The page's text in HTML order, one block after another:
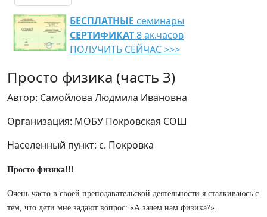
БЕСПЛАТНЫЕ семинары
СЕРТИФИКАТ8 ак.часов
ПОЛУЧИТЬ СЕЙЧАС >>>
Просто физика (часть 3)
Автор: Самойлова Людмила Ивановна
Организация: МОБУ Покровская СОШ
Населенный пункт: с. Покровка
Просто физика!!!
Очень часто в своей преподавательской деятельности я сталкиваюсь с
тем, что дети мне задают вопрос: «А зачем нам физика?».